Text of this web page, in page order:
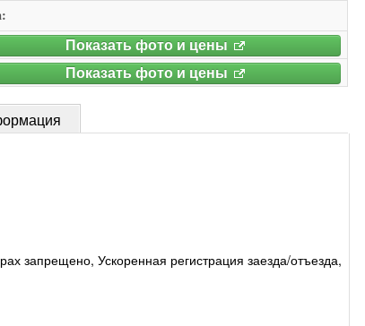
Показать фото и цены
Показать фото и цены
запрещено, Ускоренная регистрация заезда/отъезда,